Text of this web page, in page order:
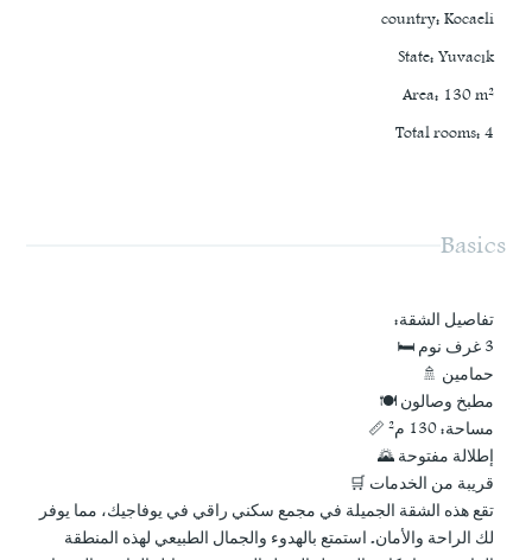
country: Kocaeli
State: Yuvacık
Area: 130m²
Total rooms: 4
Basics
تفاصيل الشقة:
3 غرف نوم 🛏️
حمامين 🚿
مطبخ وصالون 🍽️
مساحة: 130 م² 📏
إطلالة مفتوحة 🌄
قريبة من الخدمات 🛒
تقع هذه الشقة الجميلة في مجمع سكني راقي في يوفاجيك، مما يوفر
لك الراحة والأمان. استمتع بالهدوء والجمال الطبيعي لهذه المنطقة